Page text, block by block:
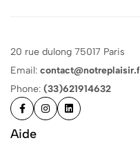
20 rue dulong 75017 Paris
Email:
Phone: (33)621914632
Aide